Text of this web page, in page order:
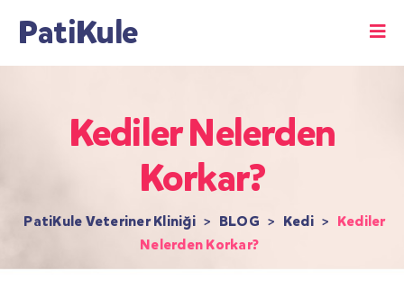
PatiKule
Kediler Nelerden
Korkar?
PatiKule Veteriner Kliniği > BLOG > Kedi > Kediler
Nelerden Korkar?